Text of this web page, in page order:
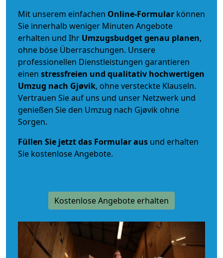
Mit unserem einfachen Online-Formular können
Sie innerhalb weniger Minuten Angebote
erhalten und Ihr Umzugsbudgetgenau planen,
ohne böse Überraschungen. Unsere
professionellen Dienstleistungen garantieren
einen stressfreien und qualitativ hochwertigen
Umzug nach Gjøvik, ohne versteckte Klauseln.
Vertrauen Sie auf uns und unser Netzwerk und
genießen Sie den Umzug nach Gjøvik ohne
Sorgen.
Füllen Sie jetzt das Formular aus und erhalten
Sie kostenlose Angebote.
Kostenlose Angebote erhalten